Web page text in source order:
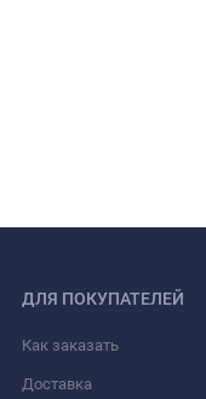
ДЛЯ ПОКУПАТЕЛЕЙ
Как заказать
Доставка